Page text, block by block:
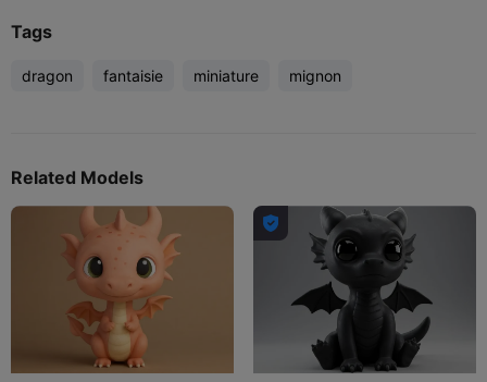
Tags
dragon fantaisie miniature mignon
Related Models
